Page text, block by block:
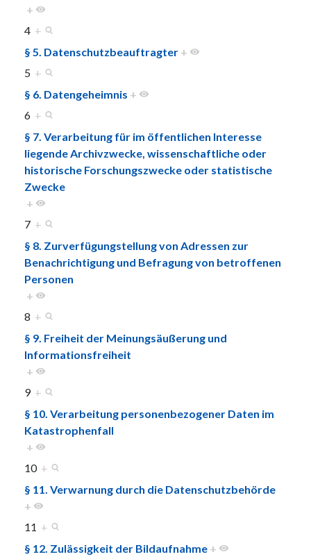
+
4 +
§ 5. Datenschutzbeauftragter +
5 +
§ 6. Datengeheimnis +
6 +
§ 7. Verarbeitung für im öffentlichen Interesse
liegende Archivzwecke, wissenschaftliche oder
historische Forschungszwecke oder statistische
Zwecke
+
7 +
§ 8. Zurverfügungstellung von Adressen zur
Benachrichtigung und Befragung von betroffenen
Personen
+
8 +
§ 9. Freiheit der Meinungsäußerung und
Informationsfreiheit
+
9 +
§ 10. Verarbeitung personenbezogener Daten im
Katastrophenfall
+
10 +
§ 11. Verwarnung durch die Datenschutzbehörde
+
11 +
§ 12. Zulässigkeit der Bildaufnahme +